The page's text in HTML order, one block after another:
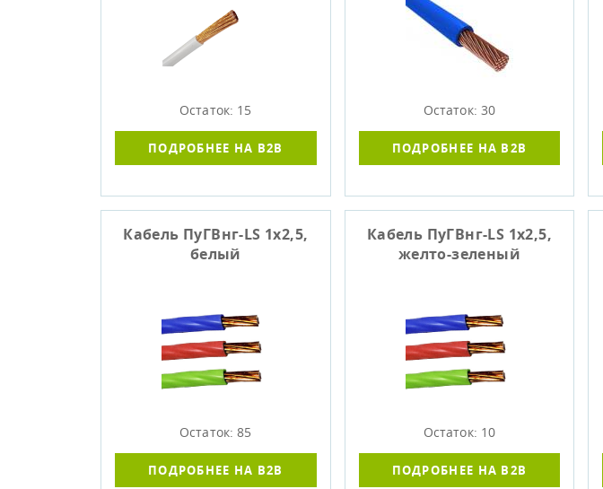
Остаток: 15
ПОДРОБНЕЕ НА B2B
Остаток: 30
ПОДРОБНЕЕ НА B2B
Кабель ПуГВнг-LS 1х2,5,
белый
Остаток: 85
ПОДРОБНЕЕ НА B2B
Кабель ПуГВнг-LS 1х2,5,
желто-зеленый
Остаток: 10
ПОДРОБНЕЕ НА B2B